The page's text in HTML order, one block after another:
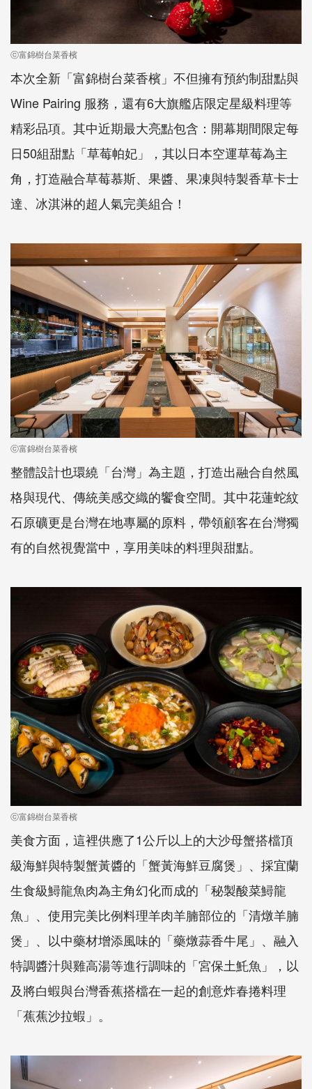
ⓒ富錦樹台菜香檳
本次全新「富錦樹台菜香檳」不但擁有預約制甜點與
Wine Pairing 服務，還有6大旗艦店限定星級料理等
精彩品項。其中近期最大亮點包含：開幕期間限定每
日50組甜點「草莓帕妃」，其以日本空運草莓為主
角，打造融合草莓慕斯、果醬、果凍與特製香草卡士
達、冰淇淋的超人氣完美組合！
ⓒ富錦樹台菜香檳
整體設計也環繞「台灣」為主題，打造出融合自然風
格與現代、傳統美感交織的饗食空間。其中花蓮蛇紋
石原礦更是台灣在地專屬的原料，帶領顧客在台灣獨
有的自然視覺當中，享用美味的料理與甜點。
ⓒ富錦樹台菜香檳
美食方面，這裡供應了1公斤以上的大沙母蟹搭檔頂
級海鮮與特製蟹黃醬的「蟹黃海鮮豆腐煲」、採宜蘭
生食級鱘龍魚肉為主角幻化而成的「秘製酸菜鱘龍
魚」、使用完美比例料理羊肉羊腩部位的「清燉羊腩
煲」、以中藥材增添風味的「藥燉蒜香牛尾」、融入
特調醬汁與雞高湯等進行調味的「宮保土魠魚」，以
及將白蝦與台灣香蕉搭檔在一起的創意炸春捲料理
「蕉蕉沙拉蝦」。